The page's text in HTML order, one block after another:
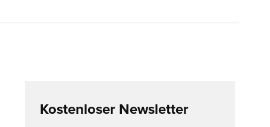
Kostenloser Newsletter